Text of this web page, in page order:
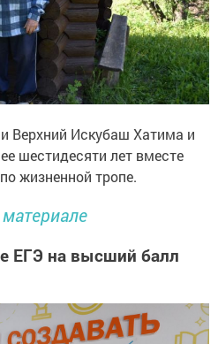
Верхний Искубаш Хатима и
шестидесяти лет вместе
жизненной тропе.
материале
ЕГЭ на высший балл